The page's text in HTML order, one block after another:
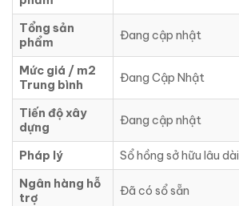
Tổng sản
phẩm
Đang cập nhật
Mức giá / m2
Trung bình
Đang Cập Nhật
Tiến độ xây
dựng
Đang cập nhật
Pháp lý
Sổ hồng sở hữu lâu dài
Ngân hàng hỗ
trợ
Đã có sổ sẵn